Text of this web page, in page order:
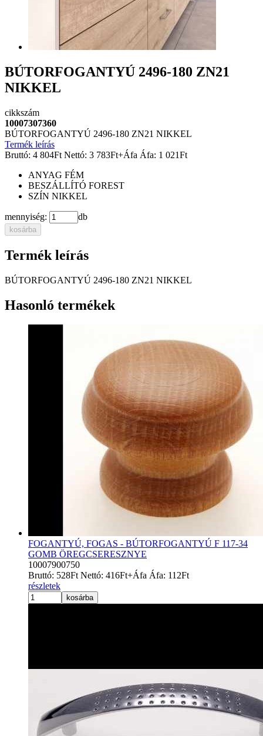
BÚTORFOGANTYÚ 2496-180 ZN21
NIKKEL
cikkszám
10007307360
BÚTORFOGANTYÚ 2496-180 ZN21 NIKKEL
Termék leírás
Bruttó: 4 804Ft Nettó: 3 783Ft+Áfa Áfa: 1 021Ft
ANYAG FÉM
BESZÁLLÍTÓ FOREST
SZÍN NIKKEL
mennyiség: db
kosárba
Termék leírás
BÚTORFOGANTYÚ 2496-180 ZN21 NIKKEL
Hasonló termékek
FOGANTYÚ, FOGAS - BÚTORFOGANTYÚ F 117-34
GOMB ÖREGCSERESZNYE
10007900750
Bruttó: 528Ft Nettó: 416Ft+Áfa Áfa: 112Ft
részletek
kosárba